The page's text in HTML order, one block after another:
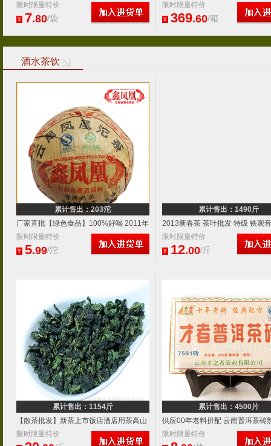
75g 6种口味
限时限量特价
¥ 7.80/袋
派 绿色食品 云南特产食品
限时限量特价
¥ 369.60/箱
酒水茶饮
累计售出：203沱
厂家直批【绿色食品】100%好喝 2011年
普洱熟茶（口感好）5个包邮
限时限量特价
¥ 5.99/沱
累计售出：1490斤
2013新春茶 茶叶批发 特级 铁观
酒店餐馆热销500g 2包
限时限量特价
¥ 12.00/斤
累计售出：1154斤
【散茶批发】新茶上市饭店酒店用茶高山
安溪铁观音500g
限时限量特价
累计售出：4500片
供应00年老料拼配 云南普洱茶砖
7581茶砖熟砖 云南特产
限时限量特价